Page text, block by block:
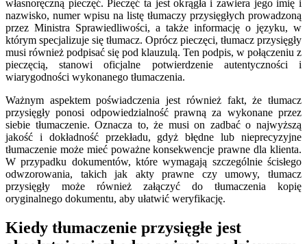
własnoręczną pieczęć. Pieczęć ta jest okrągła i zawiera jego imię i
nazwisko, numer wpisu na listę tłumaczy przysięgłych prowadzoną
przez Ministra Sprawiedliwości, a także informację o języku, w
którym specjalizuje się tłumacz. Oprócz pieczęci, tłumacz przysięgły
musi również podpisać się pod klauzulą. Ten podpis, w połączeniu z
pieczęcią, stanowi oficjalne potwierdzenie autentyczności i
wiarygodności wykonanego tłumaczenia.
Ważnym aspektem poświadczenia jest również fakt, że tłumacz
przysięgły ponosi odpowiedzialność prawną za wykonane przez
siebie tłumaczenie. Oznacza to, że musi on zadbać o najwyższą
jakość i dokładność przekładu, gdyż błędne lub nieprecyzyjne
tłumaczenie może mieć poważne konsekwencje prawne dla klienta.
W przypadku dokumentów, które wymagają szczególnie ścisłego
odwzorowania, takich jak akty prawne czy umowy, tłumacz
przysięgły może również załączyć do tłumaczenia kopię
oryginalnego dokumentu, aby ułatwić weryfikację.
Kiedy tłumaczenie przysięgłe jest